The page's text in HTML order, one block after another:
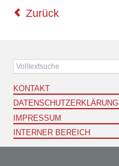
Zurück
KONTAKT
DATENSCHUTZERKLÄRUNG
IMPRESSUM
INTERNER BEREICH